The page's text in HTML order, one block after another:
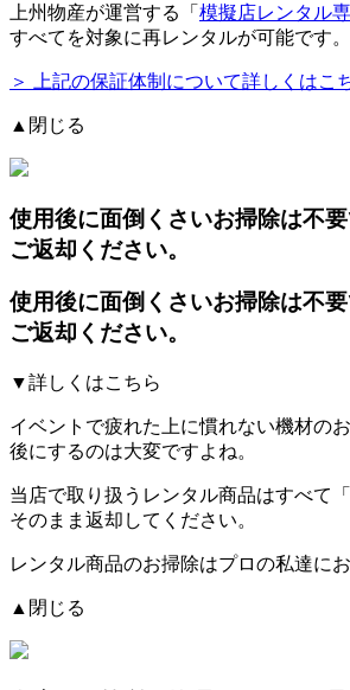
上州物産が運営する「 模擬店レンタル
すべてを対象に再レンタルが可能です。
＞ 上記の保証体制について詳しくはこ
▲閉じる
使用後に面倒くさいお掃除は不
ご返却ください。
使用後に面倒くさいお掃除は不
ご返却ください。
▼詳しくはこちら
イベントで疲れた上に慣れない機材の
後にするのは大変ですよね。
当店で取り扱うレンタル商品はすべて
そのまま返却してください。
レンタル商品のお掃除はプロの私達に
▲閉じる